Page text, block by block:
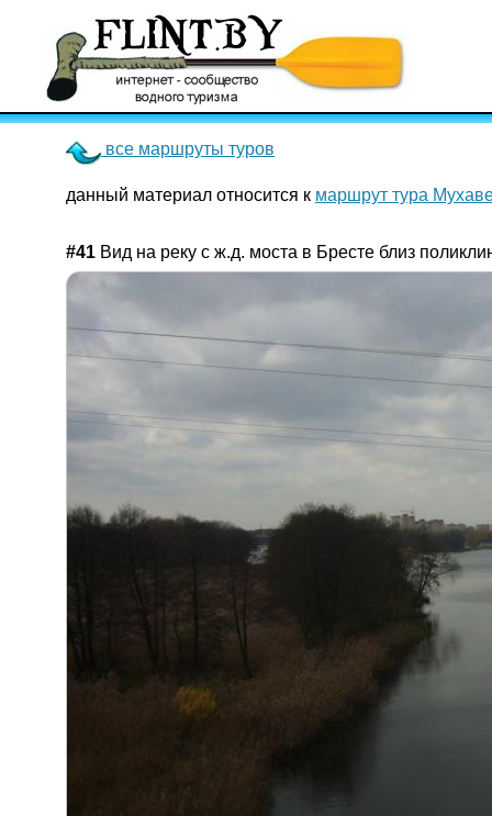
все маршруты туров
данный материал относится к маршрут тура
#41 Вид на реку с ж.д. моста в Бресте близ